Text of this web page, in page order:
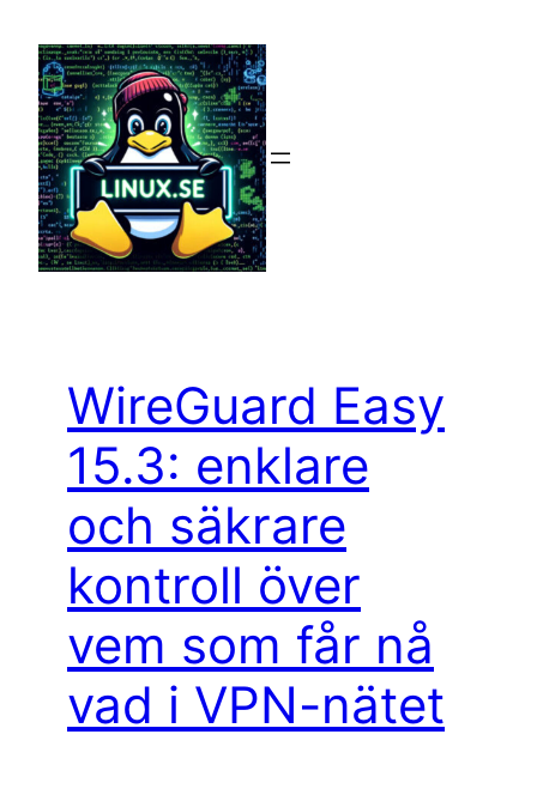
innehåll
WireGuard Easy
15.3: enklare
och säkrare
kontroll över
vem som får nå
vad i VPN-nätet